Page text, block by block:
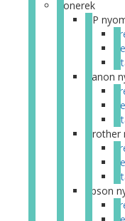
Tonerek
HP
Canon
Epson